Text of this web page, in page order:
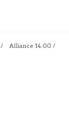
/
Alliance 14.00 /